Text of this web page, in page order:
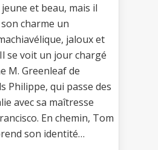
et beau, mais il
charme un
jaloux et
se voit un jour chargé
M. Greenleaf de
Philippe, qui passe des
avec sa maîtresse
En chemin, Tom
son identité…